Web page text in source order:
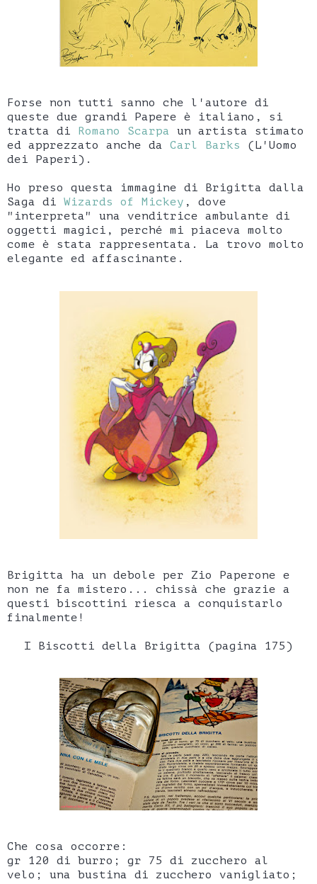
Forse non tutti sanno che l'autore di
queste due grandi Papere è italiano, si
tratta di Romano Scarpa un artista stimato
ed apprezzato anche da Carl Barks
(L'Uomo
dei Paperi).
Ho preso questa immagine di Brigitta dalla
Saga di Wizards of Mickey , dove
"interpreta" una venditrice ambulante di
oggetti magici, perché mi piaceva molto
come è stata rappresentata. La trovo molto
elegante ed affascinante.
Brigitta ha un debole per Zio Paperone e
non ne fa mistero... chissà che grazie a
questi biscottini riesca a conquistarlo
finalmente!
I Biscotti della Brigitta (pagina 175)
Che cosa occorre:
gr 120 di burro; gr 75 di zucchero al
velo; una bustina di zucchero vanigliato;